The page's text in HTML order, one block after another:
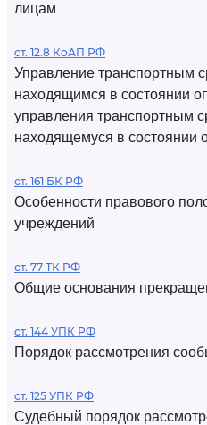
лицам
ст. 12.8 КоАП РФ
Управление транспортным
находящимся в состоянии
управления транспортным
находящемуся в состоянии
ст. 161 БК РФ
Особенности правового
учреждений
ст. 77 ТК РФ
Общие основания
ст. 144 УПК РФ
Порядок рассмотрения
ст. 125 УПК РФ
Судебный порядок